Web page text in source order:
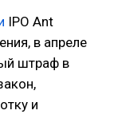
IPO Ant
в апреле
штраф в
и